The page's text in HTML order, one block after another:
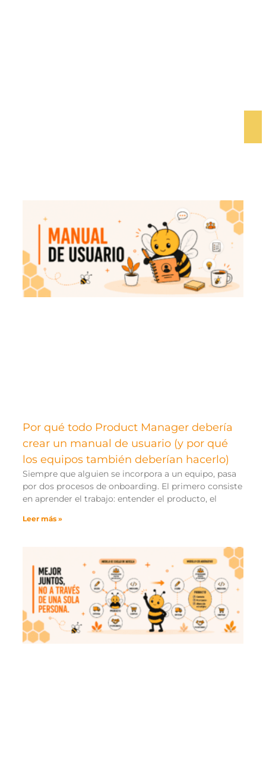
Por qué todo Product Manager debería
crear un manual de usuario (y por qué
los equipos también deberían hacerlo)
Siempre que alguien se incorpora a un equipo, pasa
por dos procesos de onboarding. El primero consiste
en aprender el trabajo: entender el producto, el
Leer más »